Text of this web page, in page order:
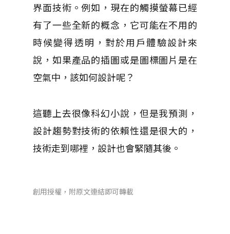
界面技術。例如，現在的觸摸螢幕已經
有了一些全新的概念，它可能在不用的
時候變得透明，對於用戶體驗設計來
說，如果產品的插圖或是圖標圖片是在
空氣中，該如何設計呢？
這聽上去很像科幻小說，但是我預測，
設計趨勢對技術的依賴性還是很大的，
技術走到哪裡，設計也會緊隨其後。
創用授權，附原文連結即可轉載